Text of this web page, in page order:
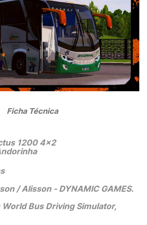
Ficha Técnica
1200 4x2
/ Alisson - DYNAMIC GAMES.
World Bus Driving Simulator,